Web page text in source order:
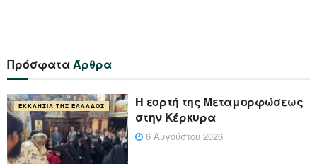
ΠρόσφαταΆρθρα
ΕΚΚΛΗΣΊΑ ΤΗΣ ΕΛΛΆΔΟΣ
Η εορτή της Μεταμορφώσεως
στην Κέρκυρα
6 Αυγούστου 2026